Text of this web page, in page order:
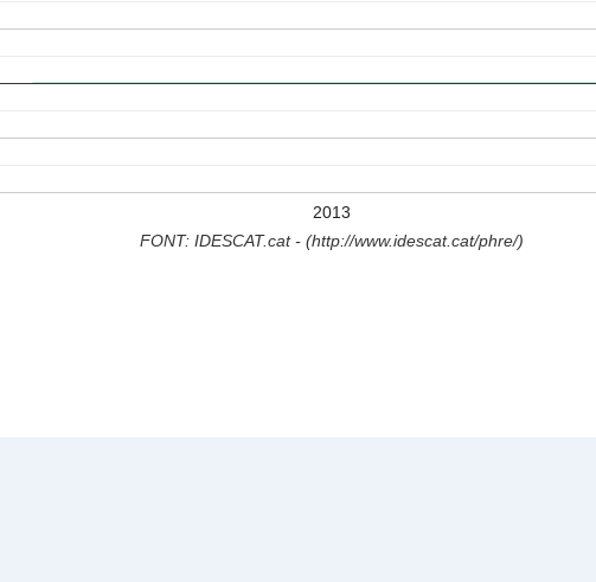
2013
FONT: IDESCAT.cat - (http://www.idescat.cat/phre/)